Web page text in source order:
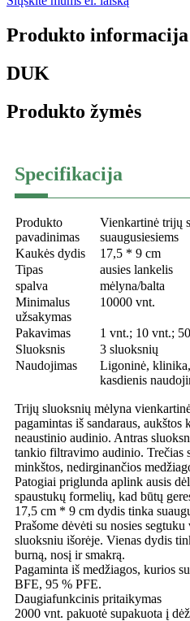
Produkto informacija
DUK
Produkto žymės
Specifikacija
Produkto
pavadinimas
Vienkartinė trijų
suaugusiesiems
Kaukės dydis
17,5 * 9 cm
Tipas
ausies lankelis
spalva
mėlyna/balta
Minimalus
užsakymas
10000 vnt.
Pakavimas
1 vnt.; 10 vnt.;
Sluoksnis
3 sluoksnių
Naudojimas
Ligoninė,
kasdienis
Trijų sluoksnių mėlyna
pagamintas iš sandaraus,
neaustinio audinio. Antras
tankio filtravimo audinio. Trečias
minkštos, nedirginančios
Patogiai priglunda aplink ausis
spaustukų formelių, kad būtų
17,5 cm * 9 cm dydis tinka
Prašome dėvėti su nosies
sluoksniu išorėje. Vienas dydis
burną, nosį ir smakrą.
Pagaminta iš medžiagos, kurios
BFE, 95 % PFE.
Daugiafunkcinis pritaikymas
2000 vnt. pakuotė supakuota į